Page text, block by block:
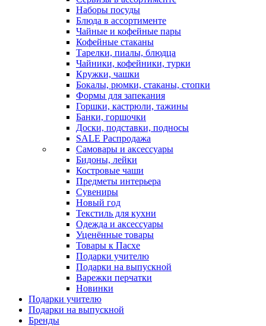
Наборы посуды
Блюда в ассортименте
Чайные и кофейные пары
Кофейные стаканы
Тарелки, пиалы, блюдца
Чайники, кофейники, турки
Кружки, чашки
Бокалы, рюмки, стаканы, стопки
Формы для запекания
Горшки, кастрюли, тажины
Банки, горшочки
Доски, подставки, подносы
SALE Распродажа
Самовары и аксессуары
Бидоны, лейки
Костровые чаши
Предметы интерьера
Сувениры
Новый год
Текстиль для кухни
Одежда и аксессуары
Уценённые товары
Товары к Пасхе
Подарки учителю
Подарки на выпускной
Варежки перчатки
Новинки
Подарки учителю
Подарки на выпускной
Бренды